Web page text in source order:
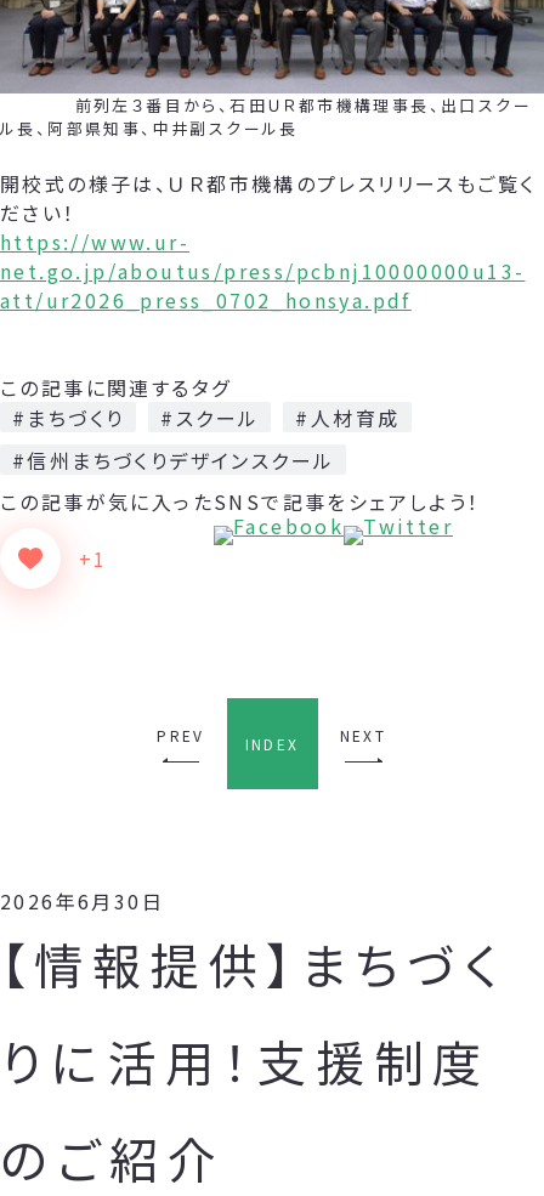
前列左３番目から、石田ＵＲ都市機構理事長、出口スクー
ル長、阿部県知事、中井副スクール長
開校式の様子は、ＵＲ都市機構のプレスリリースもご覧く
ださい！
https://www.ur-
net.go.jp/aboutus/press/pcbnj10000000u13-
att/ur2026_press_0702_honsya.pdf
この記事に関連するタグ
#まちづくり
#スクール
#人材育成
#信州まちづくりデザインスクール
この記事が気に入った
+1
SNSで記事をシェアしよう！
PREV INDEX NEXT
2026年6月30日
【情報提供】まちづく
りに活用！支援制度
のご紹介